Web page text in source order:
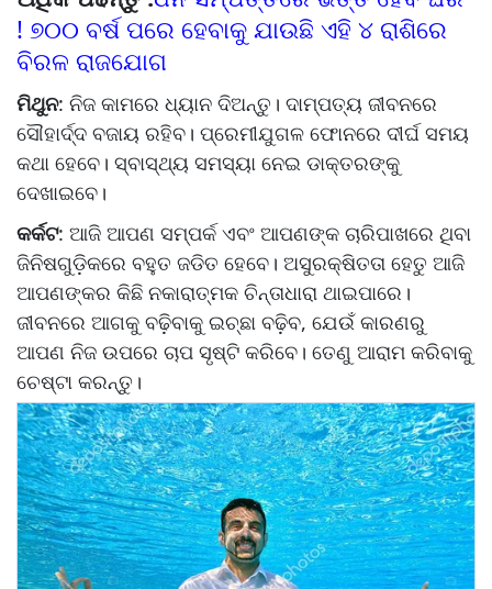
! ୭୦୦ ବର୍ଷ ପରେ ହେବାକୁ ଯାଉଛି ଏହି ୪ ରାଶିରେ
ବିରଳ ରାଜଯୋଗ
ମିଥୁନ: ନିଜ କାମରେ ଧ୍ୟାନ ଦିଅନ୍ତୁ। ଦାମ୍ପତ୍ୟ ଜୀବନରେ
ସୌହାର୍ଦ୍ଦ ବଜାୟ ରହିବ। ପ୍ରେମୀଯୁଗଳ ଫୋନରେ ଦୀର୍ଘ ସମୟ
କଥା ହେବେ। ସ୍ବାସ୍ଥ୍ୟ ସମସ୍ୟା ନେଇ ଡାକ୍ତରଙ୍କୁ
ଦେଖାଇବେ।
କର୍କଟ: ଆଜି ଆପଣ ସମ୍ପର୍କ ଏବଂ ଆପଣଙ୍କ ଚାରିପାଖରେ ଥିବା
ଜିନିଷଗୁଡ଼ିକରେ ବହୁତ ଜଡିତ ହେବେ। ଅସୁରକ୍ଷିତତା ହେତୁ ଆଜି
ଆପଣଙ୍କର କିଛି ନକାରାତ୍ମକ ଚିନ୍ତାଧାରା ଥାଇପାରେ।
ଜୀବନରେ ଆଗକୁ ବଢ଼ିବାକୁ ଇଚ୍ଛା ବଢ଼ିବ, ଯେଉଁ କାରଣରୁ
ଆପଣ ନିଜ ଉପରେ ଚାପ ସୃଷ୍ଟି କରିବେ। ତେଣୁ ଆରାମ କରିବାକୁ
ଚେଷ୍ଟା କରନ୍ତୁ।